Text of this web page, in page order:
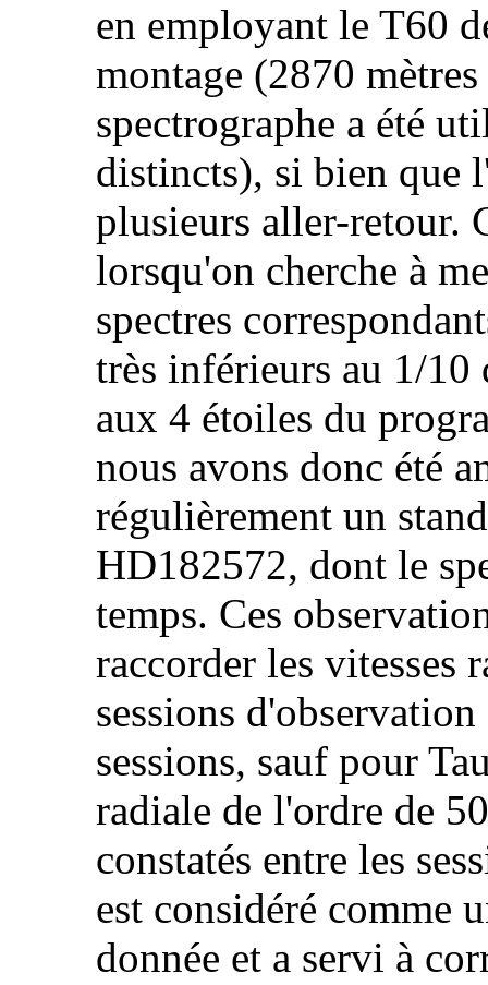
en employant le T60
montage (2870
spectrographe a été
distincts), si bien que
plusieurs aller-retour.
lorsqu'on cherche à
spectres
très inférieurs au 1/
aux 4 étoiles du
nous avons donc été
régulièrement un
HD182572, dont le
temps. Ces
raccorder les vitesses
sessions
sessions, sauf pour
radiale de l'ordre de
constatés entre les
est considéré comme
donnée et a servi à